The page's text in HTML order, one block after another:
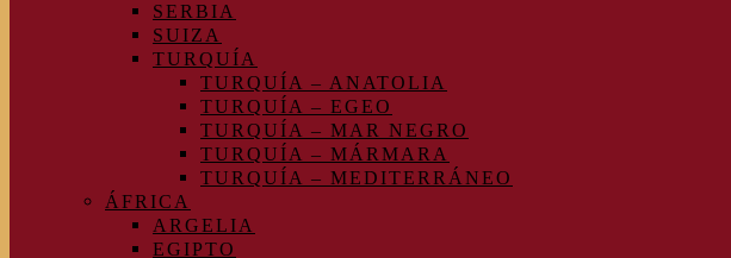
SERBIA
SUIZA
TURQUÍA
TURQUÍA – ANATOLIA
TURQUÍA – EGEO
TURQUÍA – MAR NEGRO
TURQUÍA – MÁRMARA
TURQUÍA – MEDITERRÁNEO
ÁFRICA
ARGELIA
EGIPTO